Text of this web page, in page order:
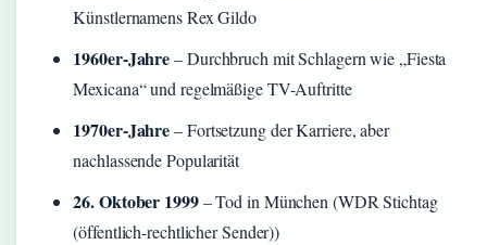
Künstlernamens Rex Gildo
1960er-Jahre– Durchbruch mit Schlagern wie „Fiesta
Mexicana“ und regelmäßige TV-Auftritte
1970er-Jahre– Fortsetzung der Karriere, aber
nachlassende Popularität
26. Oktober 1999– Tod in München (WDR Stichtag
(öffentlich-rechtlicher Sender))